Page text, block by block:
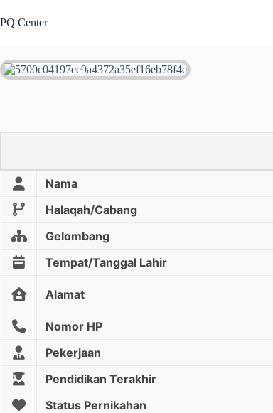
to
content
PQ Center
Nama
Halaqah/Cabang
Gelombang
Tempat/Tanggal Lahir
Alamat
Nomor HP
Pekerjaan
Pendidikan Terakhir
Status Pernikahan